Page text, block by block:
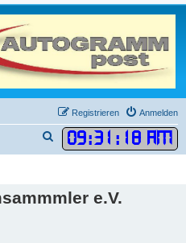
Anmelden
Registrieren
09:31 : 18 AM
u
h
e.V.